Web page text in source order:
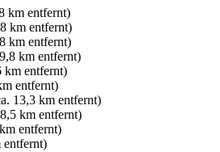
km entfernt)
km entfernt)
km entfernt)
km entfernt)
km entfernt)
entfernt)
13,3 km entfernt)
km entfernt)
entfernt)
entfernt)